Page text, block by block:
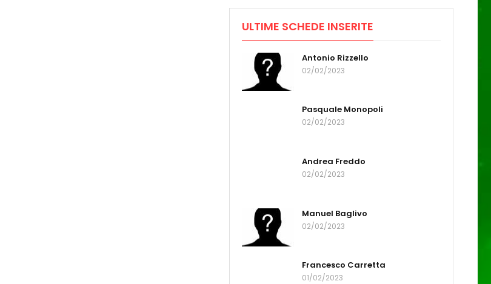
ULTIME SCHEDE INSERITE
Antonio Rizzello
02/02/2023
Pasquale Monopoli
02/02/2023
Andrea Freddo
02/02/2023
Manuel Baglivo
02/02/2023
Francesco Carretta
01/02/2023